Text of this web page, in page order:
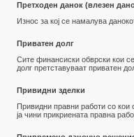
Претходен данок (влезен
Износ за кој се намалува
Приватен долг
Сите финансиски обврски кои
долг претставуваат приватен
Привидни зделки
Привидни правни работи со кои
ја чини прикриената правна